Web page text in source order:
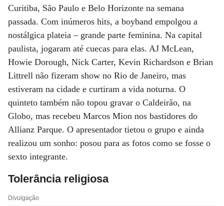
Curitiba, São Paulo e Belo Horizonte na semana
passada. Com inúmeros hits, a boyband empolgou a
nostálgica plateia – grande parte feminina. Na capital
paulista, jogaram até cuecas para elas. AJ McLean,
Howie Dorough, Nick Carter, Kevin Richardson e Brian
Littrell não fizeram show no Rio de Janeiro, mas
estiveram na cidade e curtiram a vida noturna. O
quinteto também não topou gravar o Caldeirão, na
Globo, mas recebeu Marcos Mion nos bastidores do
Allianz Parque. O apresentador tietou o grupo e ainda
realizou um sonho: posou para as fotos como se fosse o
sexto integrante.
Tolerância religiosa
Divulgação